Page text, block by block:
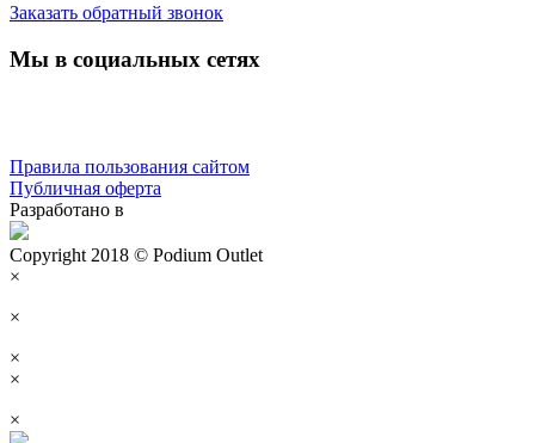
Заказать обратный звонок
Мы в социальных сетях
Правила пользования сайтом
Публичная оферта
Разработано в
Copyright 2018 © Podium Outlet
×
×
×
×
×